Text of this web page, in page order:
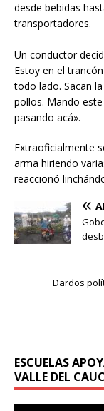
desde bebidas
transportadores.
Un conductor
Estoy en el
todo lado. Sacan
pollos. Mando
pasando acá».
Extraoficialmente
arma hiriendo
reaccionó
Dardos
ESCUELAS
VALLE DEL